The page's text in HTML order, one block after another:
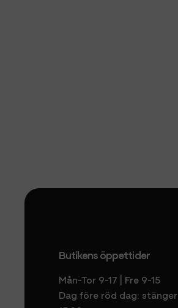
Butikens öppettider
Mån-Tor 9-17 | Fre 9-15
Dag före röd dag: stänger